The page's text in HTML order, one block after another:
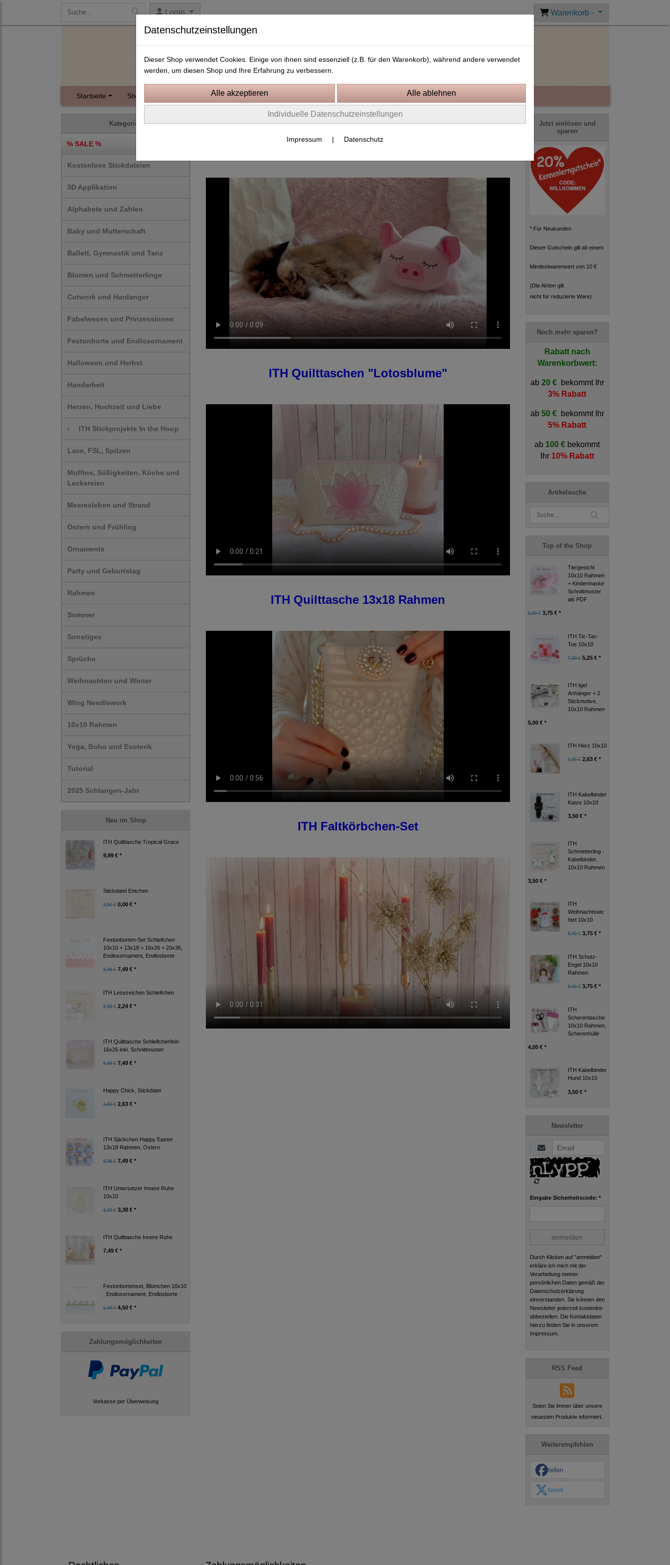
Login Warenkorb -
Startseite Stickdateien Instagram Kostenlose Stickdateien
Kategorien
% SALE %
Kostenlose Stickdateien
3D Applikation
Alphabete und Zahlen
Baby und Mutterschaft
Ballett, Gymnastik und Tanz
Blumen und Schmetterlinge
Cutwork und Hardanger
Fabelwesen und Prinzessinnen
Festonborte und Endlosornament
Halloween und Herbst
Handarbeit
Herzen, Hochzeit und Liebe
› ITH Stickprojekte In the Hoop
Lace, FSL, Spitzen
Muffins, Süßigkeiten, Küche und
Leckereien
Meeresleben und Strand
Ostern und Frühling
Ornamente
Party und Geburtstag
Rahmen
Sommer
Sonstiges
Sprüche
Weihnachten und Winter
Wing Needlework
10x10 Rahmen
Yoga, Boho und Esoterik
Tutorial
2025 Schlangen-Jahr
Neu im Shop
ITH Quilttasche Tropical Grace
9,99 € *
Stickdatei Entchen
3,50 € 0,00 € *
Festonborten-Set Schleifchen
10x10 + 13x18 + 16x26 + 20x36,
Endlosornament, Endlosborte
9,99 € 7,49 € *
ITH Lesezeichen Schleifchen
2,99 € 2,24 € *
ITH Quilttasche Schleifchenfein
16x26 inkl. Schnittmuster
9,99 € 7,49 € *
Happy Chick, Stickdatei
3,50 € 2,63 € *
ITH Säckchen Happy Easter
13x18 Rahmen, Ostern
9,99 € 7,49 € *
ITH Untersetzer Innere Ruhe
10x10
4,50 € 3,38 € *
ITH Quilttasche Innere Ruhe
7,49 € *
Festonbortenset, Blümchen 10x10
, Endlosornament, Endlosborte
6,00 € 4,50 € *
Zahlungsmöglichkeiten
Vorkasse per Überweisung
Produktvideos
ITH Schweinchen-Kissen
ITH Quilttaschen "Lotosblume"
ITH Quilttasche 13x18 Rahmen
ITH Faltkörbchen-Set
Jetzt einlösen und
sparen
* Für Neukunden
Dieser Gutschein gilt ab einem
Mindestwarenwert von 10 €
(Die Aktion gilt
nicht für reduzierte Ware)
Noch mehr sparen?
Rabatt nach
Warenkorbwert:
ab20 € bekommt Ihr
3% Rabatt
ab50 € bekommt Ihr
5% Rabatt
ab 100 € bekommt
Ihr 10% Rabatt
Artikelsuche
Top of the Shop
Tiergesicht
10x10 Rahmen
+ Kindermaske
Schnittmuster
als PDF
5,00 €3,75 € *
ITH Tic-Tac-
Toe 10x10
7,00 €5,25 € *
ITH Igel
Anhänger + 2
Stickmotive,
10x10 Rahmen
5,00 € *
ITH Herz 10x10
3,50 €2,63 € *
ITH Kabelbinder
Katze 10x10
3,50 € *
ITH
Schmetterling -
Kabelbinder,
10x10 Rahmen
3,50 € *
ITH
Weihnachtswic
htel 10x10
5,00 €3,75 € *
ITH Schutz-
Engel 10x10
Rahmen
5,00 €3,75 € *
ITH
Scherentasche
10x10 Rahmen,
Scherenhülle
4,00 € *
ITH Kabelbinder
Hund 10x10
3,50 € *
Newsletter
Eingabe Sicherheitscode: *
anmelden
Durch Klicken auf "anmelden"
erkläre ich mich mit der
Verarbeitung meiner
persönlichen Daten gemäß der
Datenschutzerklärung
einverstanden. Sie können den
Newsletter jederzeit kostenlos
abbestellen. Die Kontaktdaten
hierzu finden Sie in unserem
Impressum.
RSS Feed
Seien Sie immer über unsere
neuesten Produkte informiert.
Weiterempfehlen
teilen
tweet
Datenschutzeinstellungen
Dieser Shop verwendet Cookies. Einige von ihnen sind essenziell (z.B. für den Warenkorb), während andere verwendet
werden, um diesen Shop und Ihre Erfahrung zu verbessern.
Individuelle Datenschutzeinstellungen
Impressum | Datenschutz